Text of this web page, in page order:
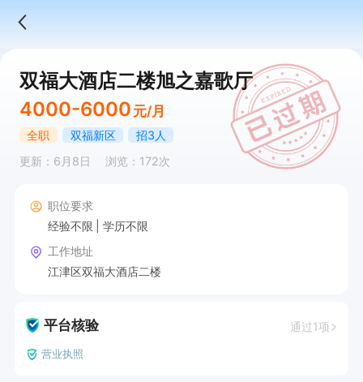
双福大酒店二楼旭之嘉歌厅
4000-6000 元/月
全职 双福新区
招3人
更新：6月8日
浏览：172次
职位要求
经验不限
学历不限
工作地址
江津区双福大酒店二楼
平台核验 通过1项
营业执照